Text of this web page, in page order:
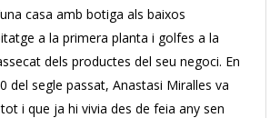
casa amb botiga als baixos
a la primera planta i golfes a la
dels productes del seu negoci. En
del segle passat, Anastasi Miralles va
i que ja hi vivia des de feia any sen